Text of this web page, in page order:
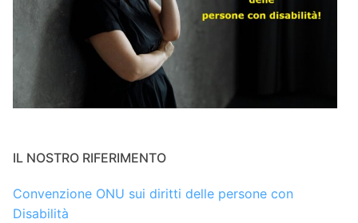
IL NOSTRO RIFERIMENTO
Convenzione ONU sui diritti delle persone con
Disabilità